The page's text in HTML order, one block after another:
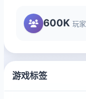
600K 玩家
游戏标签